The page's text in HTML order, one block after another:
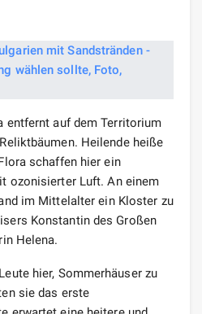
entfernt auf dem Territorium
Heilende heiße
schaffen hier ein
ozonisierter Luft. An einem
im Mittelalter ein Kloster zu
Konstantin des Großen
Helena.
hier, Sommerhäuser zu
sie das erste